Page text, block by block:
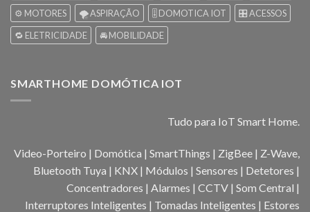
⚙️ MOTORES
🌪️ ASPIRAÇÃO 🎚️ DOMOTICA IOT
🎛️ ACESSOS
🔁 ELETRICIDADE
🚘 MOBILIDADE
SMARTHOME DOMÓTICA IOT
Tudo para IoT Smart Home.
Video-Porteiro | Domótica | SmartThings | ZigBee | Z-Wave,
Bluetooth Tuya | KNX | Módulos | Sensores | Detetores |
Concentradores | Alarmes | CCTV | Som Central |
Interruptores Inteligentes | Tomadas Inteligentes | Estores